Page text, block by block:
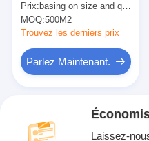
classe H pour
l'isolation
Prix: basing on size and quantity
MOQ:500M2
Trouvez les derniers prix
Parlez Maintenant.
Laissez-